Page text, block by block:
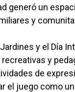
generó un
y
y el Día
y
de
el juego como